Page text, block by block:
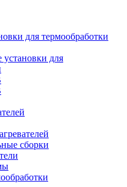
для термообработки
установки для
сборки